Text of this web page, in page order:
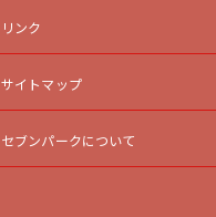
リンク
サイトマップ
セブンパークについて